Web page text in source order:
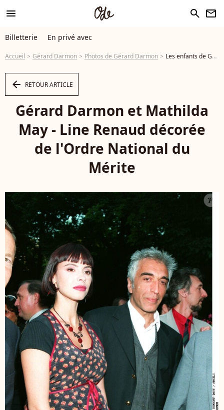
menu search newsletter
Billetterie En privé avec
Accueil Gérard Darmon Photos de Gérard Darmon Les enfants de Gérard Darmon et Mathilda May ont été dévoilés comme rarement. Gérard Darmon et Mathilda May - Line Renaud décorée de l'Ordre National du Mérite - Photo
arrow_left RETOUR ARTICLE
Gérard Darmon et Mathilda
May - Line Renaud décorée
de l'Ordre National du
Mérite